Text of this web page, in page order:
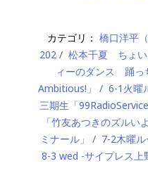
カテゴリ： 橋口洋平
202
松本千夏 ちょい
ィーのダンス 踊っ
Ambitious!」
6-1火曜
三期生「
「竹友あつきのズルい
ミナール」
7-2木曜ル
8-3 wed -サイプレス上